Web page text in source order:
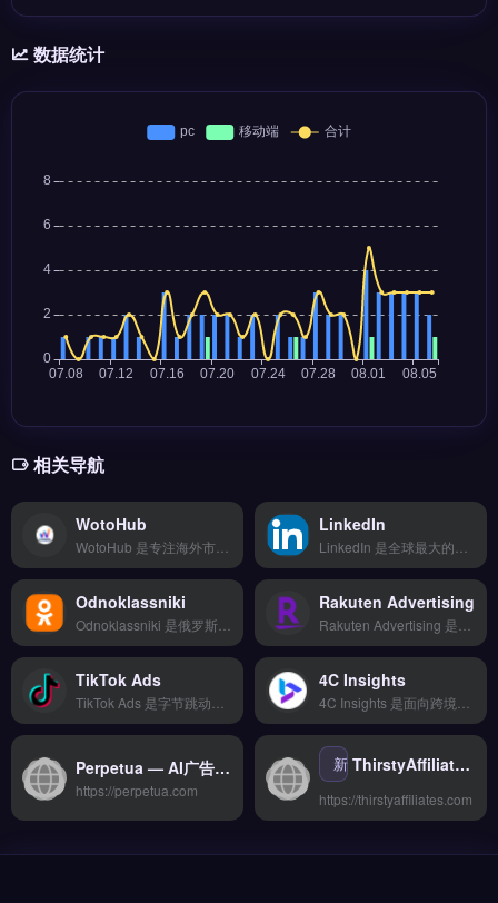
数据统计
相关导航
WotoHub LinkedIn
Odnoklassniki Rakuten Advertising
TikTok Ads 4C Insights
Perpetua — AI广告自动化投放与智能优化平台
https://perpetua.com
新 ThirstyAffiliates — WordPress联盟链接管理与美化插件
https://thirstyaffiliates.com